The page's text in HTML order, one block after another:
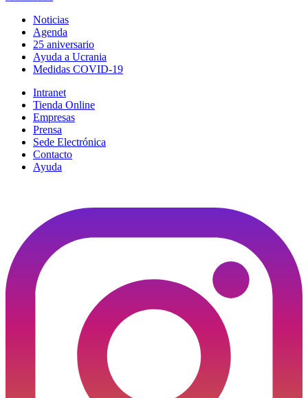
Noticias
Agenda
25 aniversario
Ayuda a Ucrania
Medidas COVID-19
Intranet
Tienda Online
Empresas
Prensa
Sede Electrónica
Contacto
Ayuda